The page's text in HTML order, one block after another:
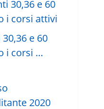
e 60
i corsi …